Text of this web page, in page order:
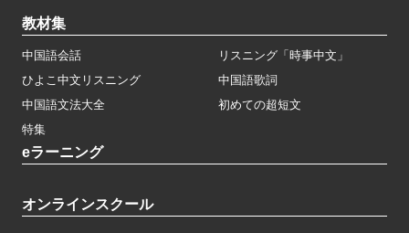
教材集
中国語会話
リスニング「時事中文」
ひよこ中文リスニング
中国語歌詞
中国語文法大全
初めての超短文
特集
eラーニング
オンラインスクール